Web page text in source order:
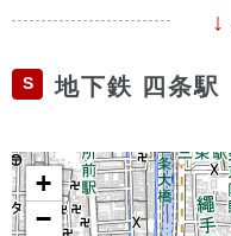
S 地下鉄 四条駅
+
−